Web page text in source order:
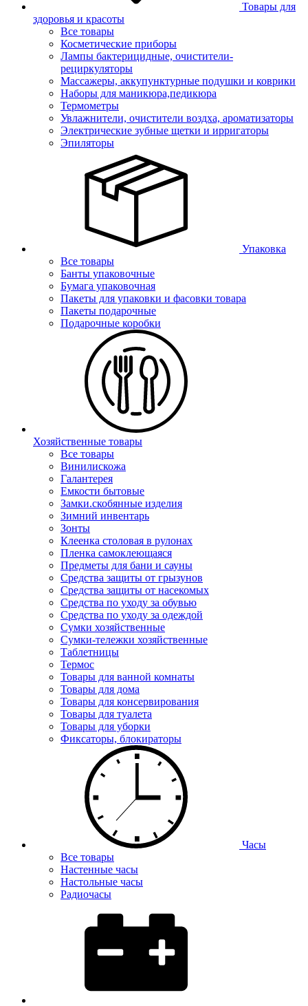
Товары для
здоровья и красоты
Все товары
Косметические приборы
Лампы бактерицидные, очистители-
рециркуляторы
Массажеры, аккупунктурные подушки и коврики
Наборы для маникюра,педикюра
Термометры
Увлажнители, очистители воздха, ароматизаторы
Электрические зубные щетки и ирригаторы
Эпиляторы
Упаковка
Все товары
Банты упаковочные
Бумага упаковочная
Пакеты для упаковки и фасовки товара
Пакеты подарочные
Подарочные коробки
Хозяйственные товары
Все товары
Винилискожа
Галантерея
Емкости бытовые
Замки.скобянные изделия
Зимний инвентарь
Зонты
Клеенка столовая в рулонах
Пленка самоклеющаяся
Предметы для бани и сауны
Средства защиты от грызунов
Средства защиты от насекомых
Средства по уходу за обувью
Средства по уходу за одеждой
Сумки хозяйственные
Сумки-тележки хозяйственные
Таблетницы
Термос
Товары для ванной комнаты
Товары для дома
Товары для консервирования
Товары для туалета
Товары для уборки
Фиксаторы, блокираторы
Часы
Все товары
Настенные часы
Настольные часы
Радиочасы